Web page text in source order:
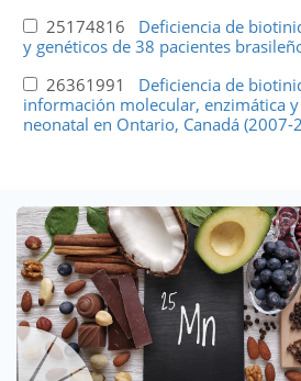
25174816 Deficiencia de
y genéticos de 38 pacientes
26361991 Deficiencia de
información molecular, enzimática
neonatal en Ontario, Canadá (2007-